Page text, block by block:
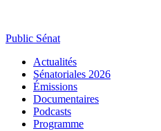
Public Sénat
Actualités
Sénatoriales 2026
Émissions
Documentaires
Podcasts
Programme